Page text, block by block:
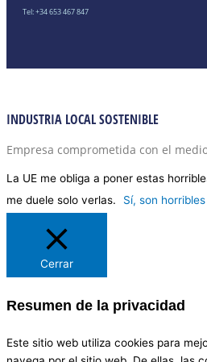
Tel: +34 653 467 847
INDUSTRIA LOCAL SOSTENIBLE
Empresa comprometida con el
La UE me obliga a poner estas
me duele solo verlas.
Sí, son horribles
Cerrar
Resumen de la privacidad
Este sitio web utiliza cookies para